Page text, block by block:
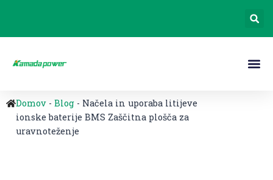
Domov - Blog - Načela in uporaba litijeve
ionske baterije BMS Zaščitna plošča za
uravnoteženje